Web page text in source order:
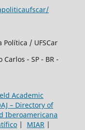
Política / UFSCar
- SP - BR -
Academic
– Directory of
Iberoamericana
| MIAR|